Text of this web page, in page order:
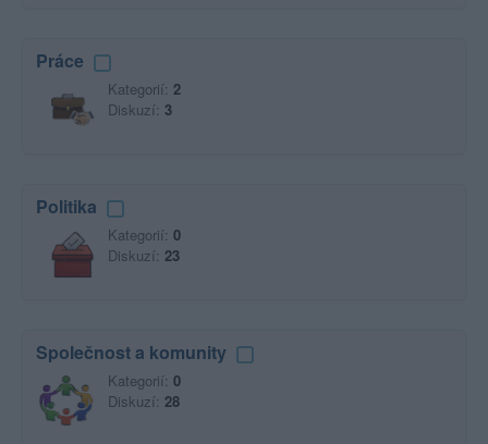
Práce
Kategorií: 2
Diskuzí: 3
Politika
Kategorií: 0
Diskuzí: 23
Společnost a komunity
Kategorií: 0
Diskuzí: 28